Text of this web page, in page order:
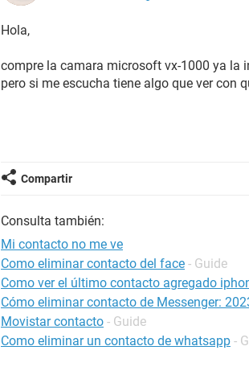
Hola,
compre la camara microsoft vx-1000 ya la
pero si me escucha tiene algo que ver con
Compartir
Consulta también:
Mi contacto no me ve
Como eliminar contacto del face - Guide
Como ver el último contacto agregado
Cómo eliminar contacto de Messenger:
Movistar contacto - Guide
Como eliminar un contacto de whatsapp -